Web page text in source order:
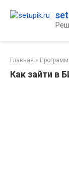
Главная »
Как зайти в